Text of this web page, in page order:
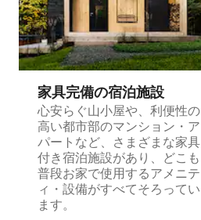
家具完備の宿⁠泊⁠施⁠設
心安らぐ山小屋や、利便性の
高い都市部のマンション・ア
パートなど、さまざまな家具
付き宿泊施設があり、どこも
普段お家で使用するアメニテ
ィ・設備がすべてそろってい
ます。